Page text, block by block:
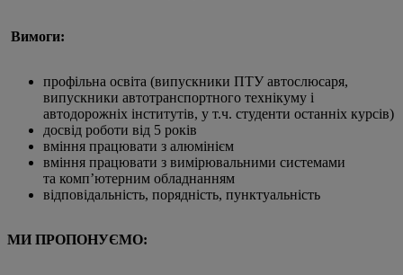
Вимоги:
профільна освіта (випускники ПТУ автослюсаря,
випускники автотранспортного технікуму і
автодорожніх інститутів, у т.ч. студенти останніх курсів)
досвід роботи від 5 років
вміння працювати з алюмінієм
вміння працювати з вимірювальними системами
та комп’ютерним обладнанням
відповідальність, порядність, пунктуальність
МИ ПРОПОНУЄМО: